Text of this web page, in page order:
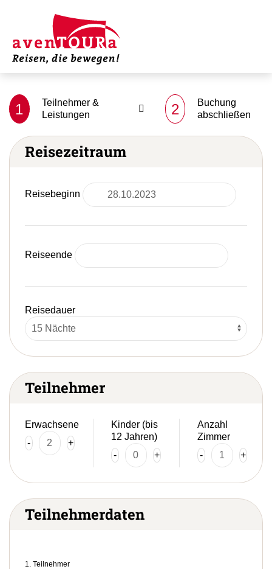
1
Teilnehmer &
Leistungen
2
Buchung
abschließen
Reisezeitraum
Reisebeginn
Reiseende
Reisedauer
Teilnehmer
Erwachsene
-
+
Kinder (bis
12 Jahren)
-
+
Anzahl
Zimmer
-
+
Teilnehmerdaten
1. Teilnehmer